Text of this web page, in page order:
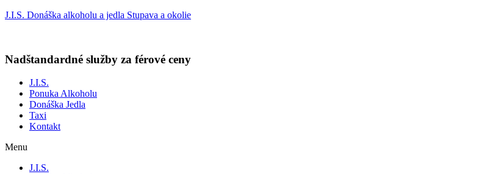
J.I.S. Donáška alkoholu a jedla Stupava a okolie
Nadštandardné služby za férové ceny
J.I.S.
Ponuka Alkoholu
Donáška Jedla
Taxi
Kontakt
Menu
J.I.S.